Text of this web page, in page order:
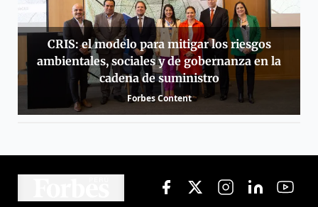
CRIS: el modelo para mitigar los riesgos
ambientales, sociales y de gobernanza en la
cadena de suministro
Forbes Content